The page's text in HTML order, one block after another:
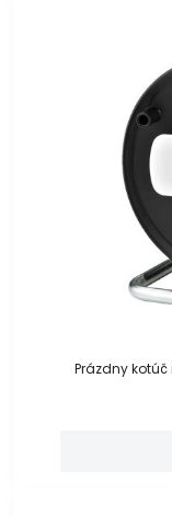
Prázdny